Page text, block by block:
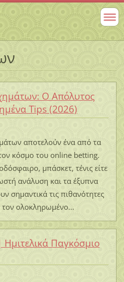
Ο Απόλυτος
Tips (2026)
αποτελούν ένα από τα
κόσμο του online betting.
μπάσκετ, τένις είτε
ανάλυση και τα έξυπνα
σημαντικά τις πιθανότητες
τον ολοκληρωμένο...
Ημιτελικά Παγκόσμιο